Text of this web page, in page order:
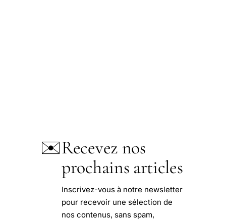
✉️Recevez nos
prochains articles
Inscrivez-vous à notre newsletter
pour recevoir une sélection de
nos contenus, sans spam,